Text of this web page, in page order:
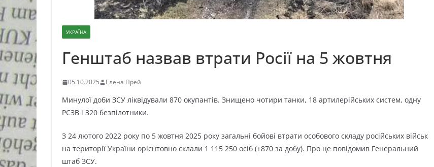
УКРАЇНА
Генштаб назвав втрати Росії на 5 жовтня
05.10.2025 Елена Прей
Минулої доби ЗСУ ліквідували 870 окупантів. Знищено чотири танки, 18 артилерійських систем, одну
РСЗВ і 320 безпілотники.
З 24 лютого 2022 року по 5 жовтня 2025 року загальні бойові втрати особового складу російських військ
на території України орієнтовно склали 1 115 250 осіб (+870 за добу). Про це повідомив Генеральний
штаб ЗСУ.